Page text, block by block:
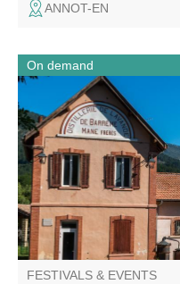
ANNOT-EN
A full day combining
and local discovery.
FESTIVALS & EVENTS
On demand